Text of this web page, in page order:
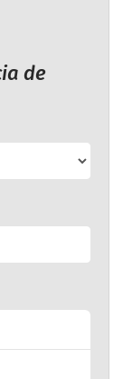
de